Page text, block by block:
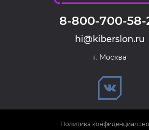
8-800-700-58-
hi@kiberslon.ru
г. Москва
Политика